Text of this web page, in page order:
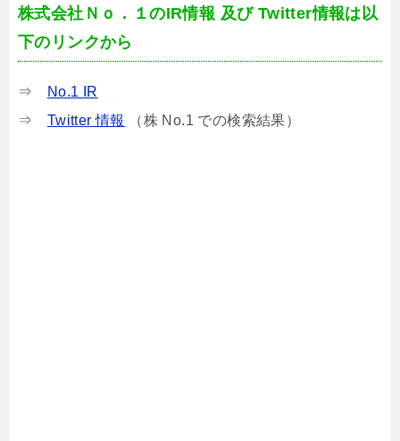
株式会社Ｎｏ．１のIR情報 及び Twitter情報は以
下のリンクから
⇒
No.1 IR
⇒ Twitter 情報 （株 No.1 での検索結果）